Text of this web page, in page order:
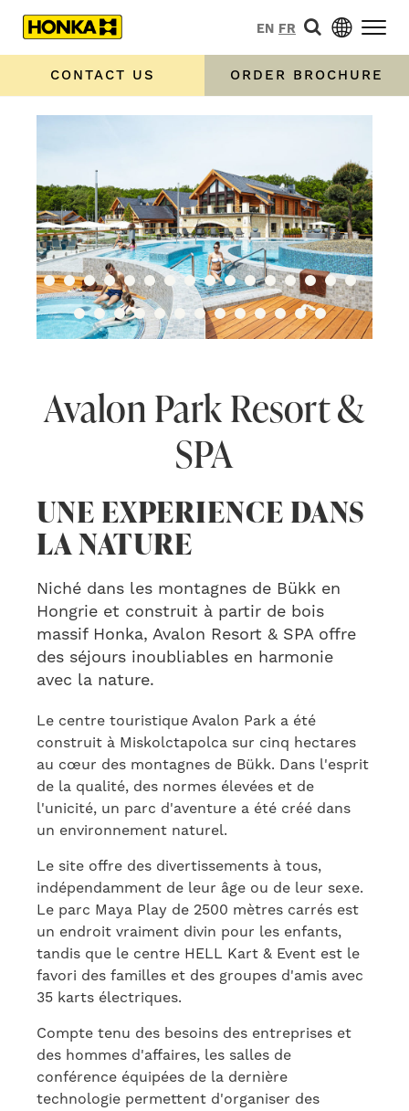
EN FR
CONTACT US ORDER BROCHURE
Avalon Park Resort &
SPA
UNE EXPERIENCE DANS
LA NATURE
Niché dans les montagnes de Bükk en
Hongrie et construit à partir de bois
massif Honka, Avalon Resort & SPA offre
des séjours inoubliables en harmonie
avec la nature.
Le centre touristique Avalon Park a été
construit à Miskolctapolca sur cinq hectares
au cœur des montagnes de Bükk. Dans l'esprit
de la qualité, des normes élevées et de
l'unicité, un parc d'aventure a été créé dans
un environnement naturel.
Le site offre des divertissements à tous,
indépendamment de leur âge ou de leur sexe.
Le parc Maya Play de 2500 mètres carrés est
un endroit vraiment divin pour les enfants,
tandis que le centre HELL Kart & Event est le
favori des familles et des groupes d'amis avec
35 karts électriques.
Compte tenu des besoins des entreprises et
des hommes d'affaires, les salles de
conférence équipées de la dernière
technologie permettent d'organiser des